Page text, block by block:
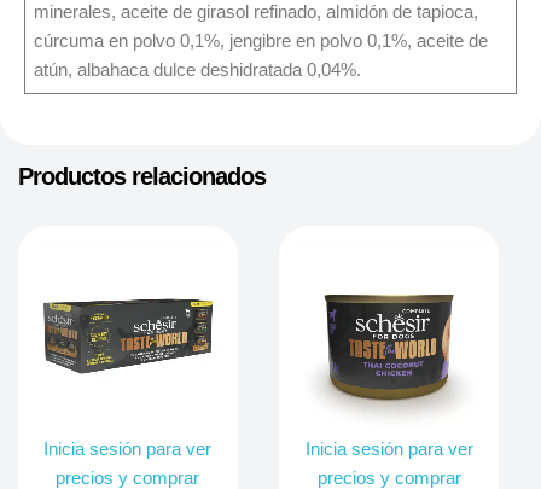
minerales, aceite de girasol refinado, almidón de tapioca,
cúrcuma en polvo 0,1%, jengibre en polvo 0,1%, aceite de
atún, albahaca dulce deshidratada 0,04%.
Productos relacionados
Inicia sesión para ver
precios y comprar
Inicia sesión para ver
precios y comprar